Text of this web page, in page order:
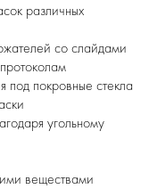
различных
со слайдами
под покровные стекла
угольному
веществами